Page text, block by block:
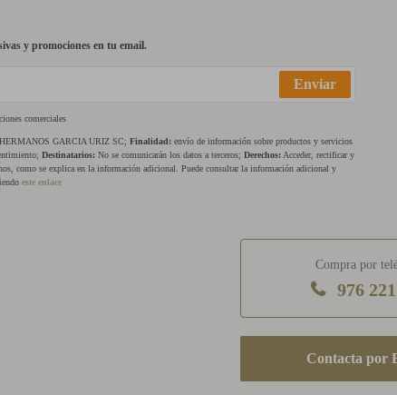
y promociones en tu email.
Enviar
comerciales
GARCIA URIZ SC; Finalidad: envío de información sobre productos y servicios
Destinatarios: No se comunicarán los datos a terceros; Derechos: Acceder, rectificar y
como se explica en la información adicional. Puede consultar la información adicional y
este enlace
Compra por
976